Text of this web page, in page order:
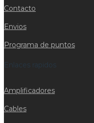
Contacto
Envios
Programa de puntos
Enlaces rapidos
Amplificadores
Cables